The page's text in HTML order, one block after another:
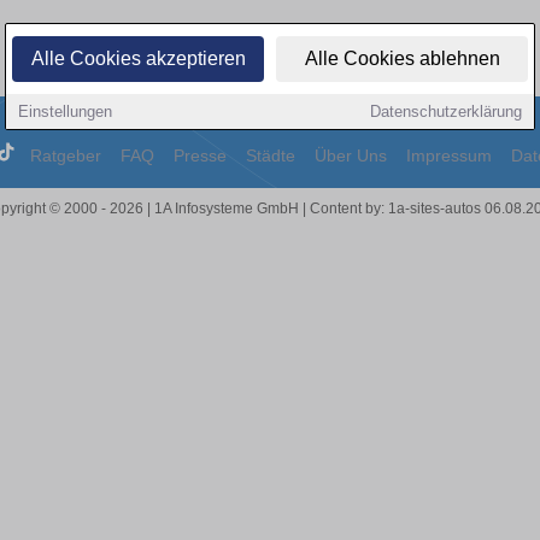
Alle Cookies akzeptieren Alle Cookies ablehnen
Einstellungen Datenschutzerklärung
Ratgeber FAQ Presse Städte Über Uns Impressum
© 2000 - 2026 | 1A Infosysteme GmbH | Content by: 1a-sites-autos